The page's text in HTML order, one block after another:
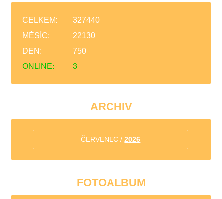
ONLINE: 3
CELKEM:
327440
MĚSÍC:
22130
DEN:
750
ARCHIV
ČERVENEC /2026
FOTOALBUM